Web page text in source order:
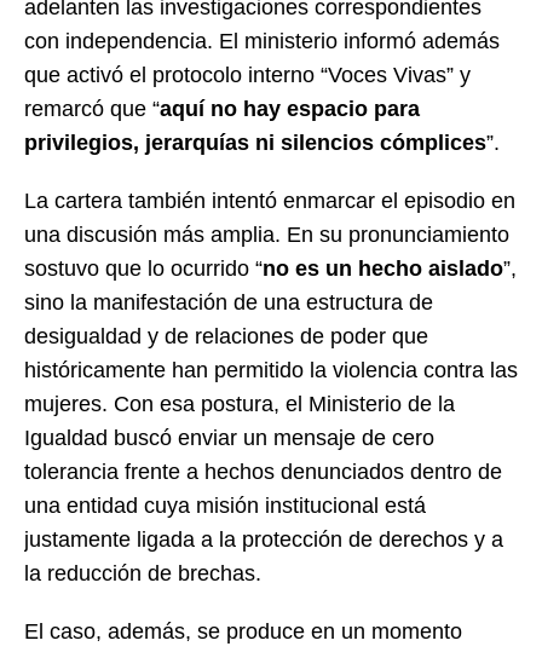
adelanten las investigaciones correspondientes
con independencia. El ministerio informó además
que activó el protocolo interno “Voces Vivas” y
remarcó que “aquí no hay espacio para
privilegios, jerarquías ni silencios cómplices”.
La cartera también intentó enmarcar el episodio en
una discusión más amplia. En su pronunciamiento
sostuvo que lo ocurrido “no es un hecho aislado”,
sino la manifestación de una estructura de
desigualdad y de relaciones de poder que
históricamente han permitido la violencia contra las
mujeres. Con esa postura, el Ministerio de la
Igualdad buscó enviar un mensaje de cero
tolerancia frente a hechos denunciados dentro de
una entidad cuya misión institucional está
justamente ligada a la protección de derechos y a
la reducción de brechas.
El caso, además, se produce en un momento